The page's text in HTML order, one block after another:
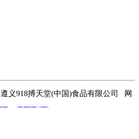
义918搏天堂(中国)食品有限公司 网